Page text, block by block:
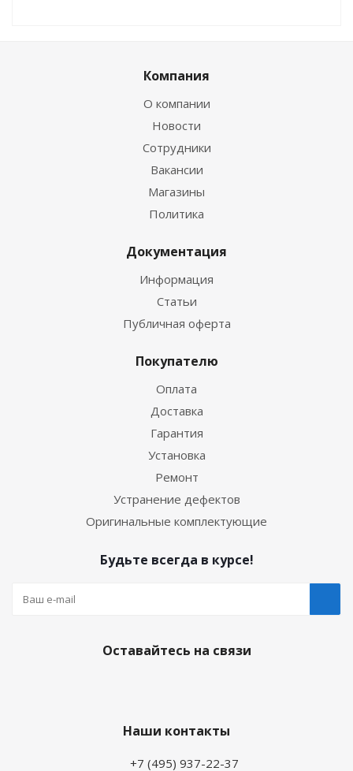
Компания
О компании
Новости
Сотрудники
Вакансии
Магазины
Политика
Документация
Информация
Статьи
Публичная оферта
Покупателю
Оплата
Доставка
Гарантия
Установка
Ремонт
Устранение дефектов
Оригинальные комплектующие
Будьте всегда в курсе!
Оставайтесь на связи
Наши контакты
+7 (495) 937-22-37